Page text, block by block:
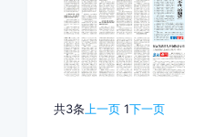
共3条 上一页 1下一页